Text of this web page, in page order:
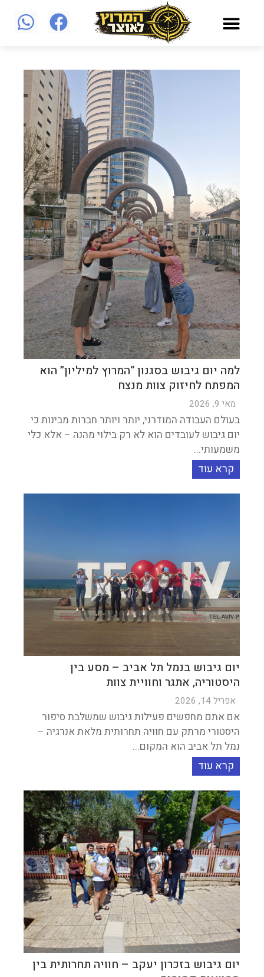
למה יום גיבוש בסגנון “המרוץ למיליון” הוא
המפתח לחיזוק צוות מנצח
מאי 9, 2026
בעולם העבודה המודרני, יותר ויותר חברות מבינות כי
יום גיבוש לעובדים הוא לא רק בילוי מהנה – אלא כלי
משמעותי...
קרא עוד
יום גיבוש בנמל תל אביב – מסע בין
היסטוריה, אתגר וחוויית צוות
אפריל 14, 2026
אם אתם מחפשים פעילות גיבוש שמשלבת סיפור
היסטורי מרתק עם חוויה תחרותית מלאת אנרגיה –
נמל תל אביב הוא המקום...
קרא עוד
יום גיבוש בזכרון יעקב – חוויה תחרותית בין